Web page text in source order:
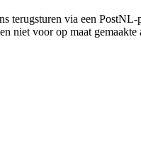
terugsturen via een
niet voor op maat